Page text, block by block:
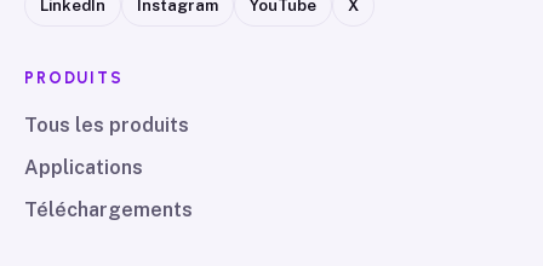
LinkedIn Instagram YouTube X
PRODUITS
Tous les produits
Applications
Téléchargements